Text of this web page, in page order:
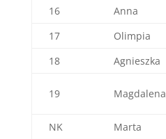
16
Anna
17
Olimpia
18
Agnieszka
19 Magdalena
NK Marta